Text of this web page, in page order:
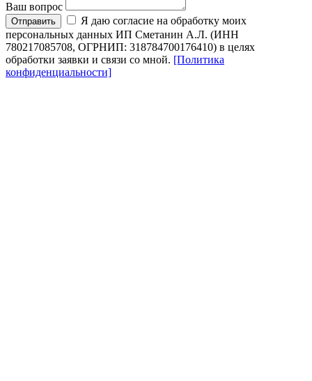
Ваш вопрос
Отправить
Я даю согласие на обработку моих
персональных данных ИП Сметанин А.Л. (ИНН
780217085708, ОГРНИП: 318784700176410) в целях
обработки заявки и связи со мной. [Политика
конфиденциальности]